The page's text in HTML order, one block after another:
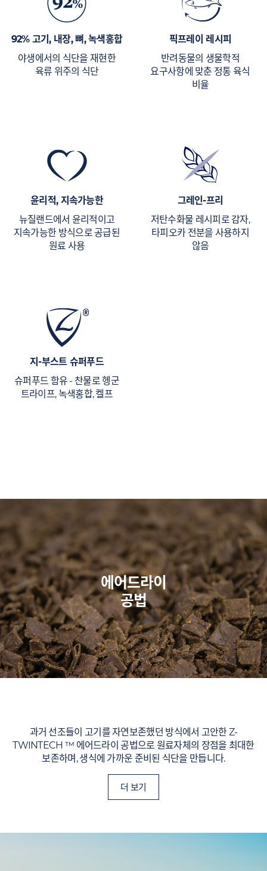
92% 고기, 내장, 뼈, 녹색홍합
야생에서의 식단을 재현한
육류 위주의 식단
픽프레이 레시피
반려동물의 생물학적
요구사항에 맞춘 정통 육식
비율
윤리적, 지속가능한
뉴질랜드에서 윤리적이고
지속가능한 방식으로 공급된
원료 사용
그레인-프리
저탄수화물 레시피로 감자,
타피오카 전분을 사용하지
않음
지-부스트 슈퍼푸드
슈퍼푸드 함유 - 찬물로 헹군
트라이프, 녹색홍합, 켈프
에어드라이
공법
과거 선조들이 고기를 자연보존했던 방식에서 고안한 Z-
TWINTECH ™ 에어드라이 공법으로 원료자체의 장점을 최대한
보존하며, 생식에 가까운 준비된 식단을 만듭니다.
더 보기